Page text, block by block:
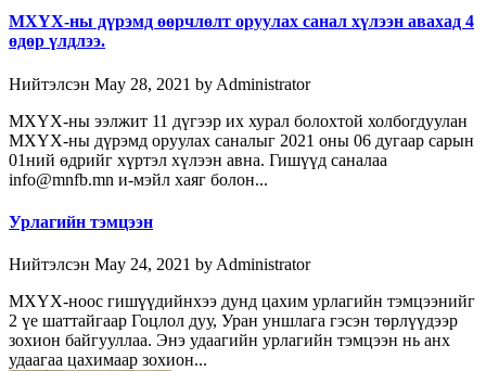
МХҮХ-ны дүрэмд өөрчлөлт оруулах санал хүлээн авахад 4
өдөр үлдлээ.
Нийтэлсэн May 28, 2021 by Administrator
МХҮХ-ны ээлжит 11 дүгээр их хурал болохтой холбогдуулан
МХҮХ-ны дүрэмд оруулах саналыг 2021 оны 06 дугаар сарын
01ний өдрийг хүртэл хүлээн авна. Гишүүд саналаа
info@mnfb.mn и-мэйл хаяг болон...
Урлагийн тэмцээн
Нийтэлсэн May 24, 2021 by Administrator
МХҮХ-ноос гишүүдийнхээ дунд цахим урлагийн тэмцээнийг
2 үе шаттайгаар Гоцлол дуу, Уран уншлага гэсэн төрлүүдээр
зохион байгууллаа. Энэ удаагийн урлагийн тэмцээн нь анх
удаагаа цахимаар зохион...